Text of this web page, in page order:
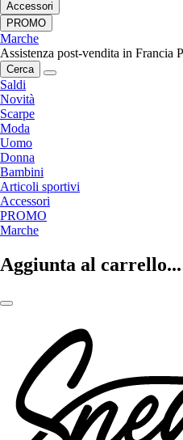
Accessori
PROMO
Marche
Assistenza post-vendita in Francia
Cerca
Saldi
Novità
Scarpe
Moda
Uomo
Donna
Bambini
Articoli sportivi
Accessori
PROMO
Marche
Aggiunta al carrello...